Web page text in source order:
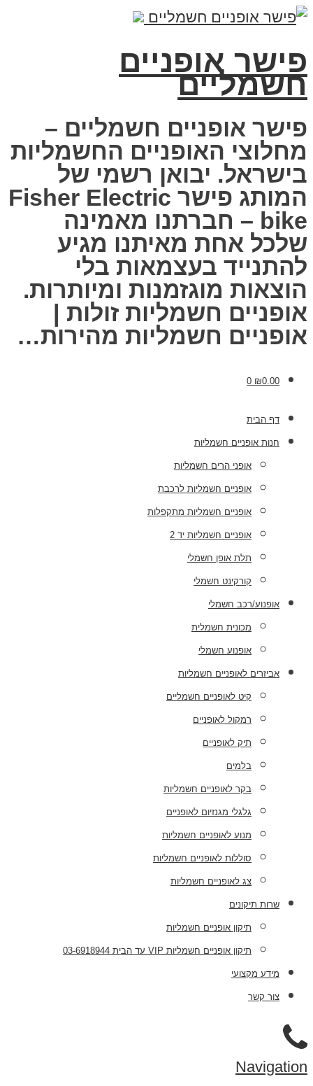
פישר אופניים
חשמליים
פישר אופניים חשמליים –
מחלוצי האופניים החשמליות
בישראל. יבואן רשמי של
המותג פישר Fisher Electric
bike – חברתנו מאמינה
שלכל אחת מאיתנו מגיע
להתנייד בעצמאות בלי
הוצאות מוגזמנות ומיותרות.
אופניים חשמליות זולות |
אופניים חשמליות מהירות…
₪0.00
0
דף הבית
חנות אופניים חשמליות
אופני הרים חשמליות
אופניים חשמליות לרכבת
אופניים חשמליות מתקפלות
אופניים חשמליות יד 2
תלת אופן חשמלי
קורקינט חשמלי
אופנוע/רכב חשמלי
מכונית חשמלית
אופנוע חשמלי
אביזרים לאופניים חשמליות
קיט לאופניים חשמליים
רמקול לאופניים
תיק לאופניים
בלמים
בקר לאופניים חשמליות
גלגלי מגנזיום לאופניים
מנוע לאופניים חשמליות
סוללות לאופניים חשמליות
צג לאופניים חשמליות
שרות תיקונים
תיקון אופניים חשמליות
תיקון אופניים חשמליות VIP עד הבית 03-6918944
מידע מקצועי
צור קשר
Navigation